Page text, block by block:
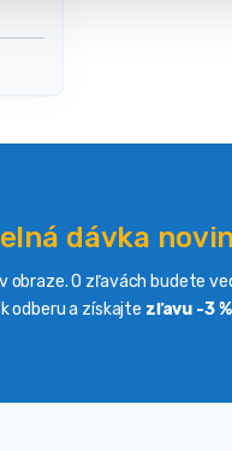
dávka
obraze. O zľavách budete
odberu a získajte zľavu -3 %